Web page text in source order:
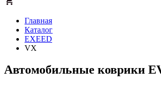
Главная
Каталог
EXEED
VX
Автомобильные коврики